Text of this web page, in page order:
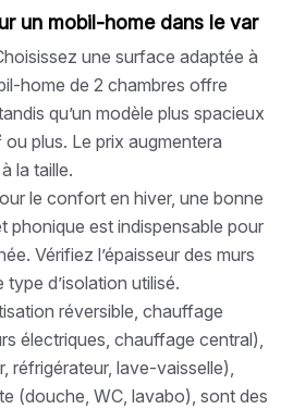
un mobil-home dans le var
une surface adaptée à
home de 2 chambres offre
qu’un modèle plus spacieux
plus. Le prix augmentera
la taille.
le confort en hiver, une bonne
phonique est indispensable pour
Vérifiez l’épaisseur des murs
d’isolation utilisé.
réversible, chauffage
électriques, chauffage central),
réfrigérateur, lave-vaisselle),
(douche, WC, lavabo), sont des